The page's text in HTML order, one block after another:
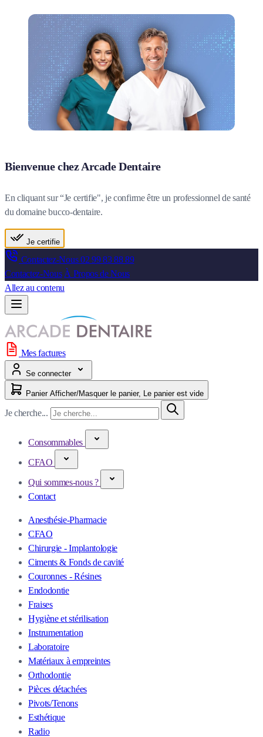
Bienvenue chez Arcade Dentaire
En cliquant sur “Je certifie", je confirme être un professionnel de santé
du domaine bucco-dentaire.
Je certifie
Contactez-Nous02 99 83 88 89
Contactez-Nous À Propos de Nous
Allez au contenu
Mes factures
Se connecter
Panier Afficher/Masquer le panier, Le panier est vide
Je cherche...
Consommables
CFAO
Qui sommes-nous ?
Contact
Anesthésie-Pharmacie
CFAO
Chirurgie - Implantologie
Ciments & Fonds de cavité
Couronnes - Résines
Endodontie
Fraises
Hygiène et stérilisation
Instrumentation
Laboratoire
Matériaux à empreintes
Orthodontie
Pièces détachées
Pivots/Tenons
Esthétique
Radio